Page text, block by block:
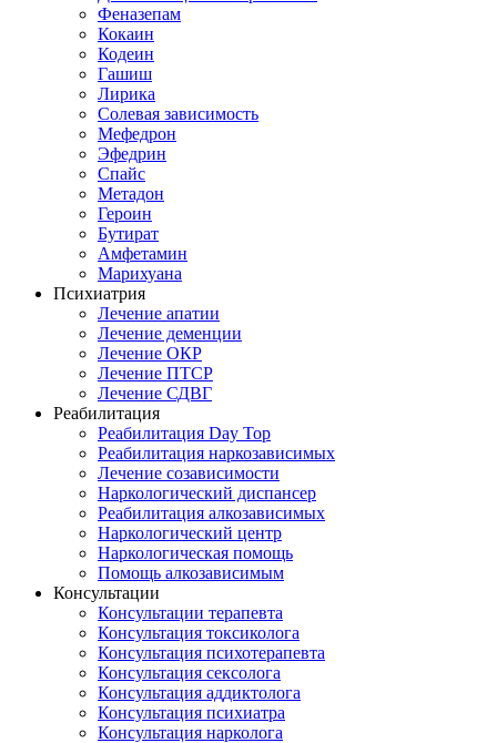
Феназепам
Кокаин
Кодеин
Гашиш
Лирика
Солевая зависимость
Мефедрон
Эфедрин
Спайс
Метадон
Героин
Бутират
Амфетамин
Марихуана
Психиатрия
Лечение апатии
Лечение деменции
Лечение ОКР
Лечение ПТСР
Лечение СДВГ
Реабилитация
Реабилитация Day Top
Реабилитация наркозависимых
Лечение созависимости
Наркологический диспансер
Реабилитация алкозависимых
Наркологический центр
Наркологическая помощь
Помощь алкозависимым
Консультации
Консультации терапевта
Консультация токсиколога
Консультация психотерапевта
Консультация сексолога
Консультация аддиктолога
Консультация психиатра
Консультация нарколога